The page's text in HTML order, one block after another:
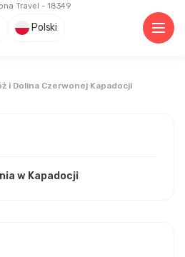
Travel - 18349
Polski
i Dolina Czerwonej Kapadocji
w Kapadocji